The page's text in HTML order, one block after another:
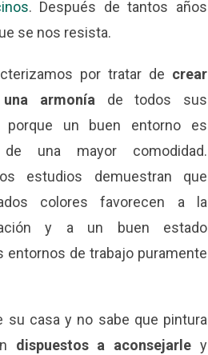
. Después de tantos años
se nos resista.
por tratar de crear
armonía de todos sus
porque un buen entorno es
de una mayor comodidad.
estudios demuestran que
colores favorecen a la
y a un buen estado
de trabajo puramente
su casa y no sabe que pintura
dispuestos a aconsejarle y